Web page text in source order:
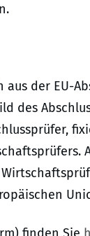
aus der EU-
des